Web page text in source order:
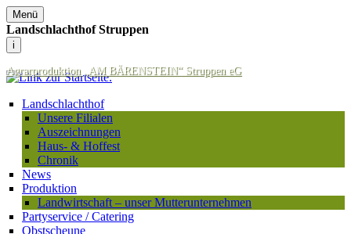
Menü
Landschlachthof Struppen
i
Agrarproduktion „AM BÄRENSTEIN“ Struppen eG
Landschlachthof
Unsere Filialen
Auszeichnungen
Haus- & Hoffest
Chronik
News
Produktion
Landwirtschaft – unser Mutterunternehmen
Partyservice / Catering
Obstscheune